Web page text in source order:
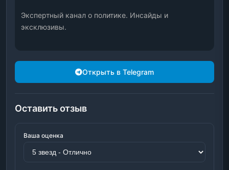
Экспертный канал о политике. Инсайды и
эксклюзивы.
Открыть в Telegram
Оставить отзыв
Ваша оценка